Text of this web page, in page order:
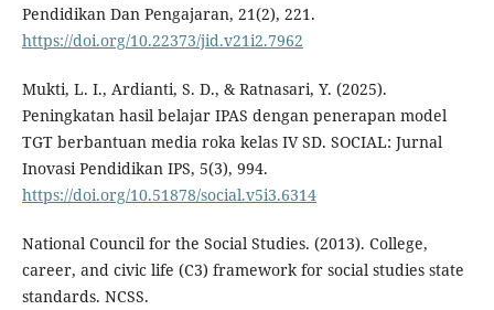
Pendidikan Dan Pengajaran, 21(2), 221.
https://doi.org/10.22373/jid.v21i2.7962
Mukti, L. I., Ardianti, S. D., & Ratnasari, Y. (2025).
Peningkatan hasil belajar IPAS dengan penerapan model
TGT berbantuan media roka kelas IV SD. SOCIAL: Jurnal
Inovasi Pendidikan IPS, 5(3), 994.
https://doi.org/10.51878/social.v5i3.6314
National Council for the Social Studies. (2013). College,
career, and civic life (C3) framework for social studies state
standards. NCSS.